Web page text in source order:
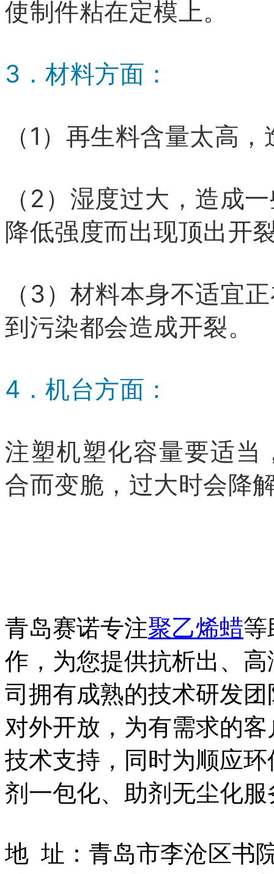
使制件粘在定模上。
3．材料方面：
（1）再生料含量太高
（2）湿度过大，造成
降低强度而出现顶出开
（3）材料本身不适宜
到污染都会造成开裂。
4．机台方面：
注塑机塑化容量要适当
合而变脆，过大时会降
青岛赛诺专注聚乙烯蜡等
作，为您提供抗析出、
司拥有成熟的技术研发
对外开放，为有需求的
技术支持，同时为顺应
剂一包化、助剂无尘化服
地 址：青岛市李沧区书